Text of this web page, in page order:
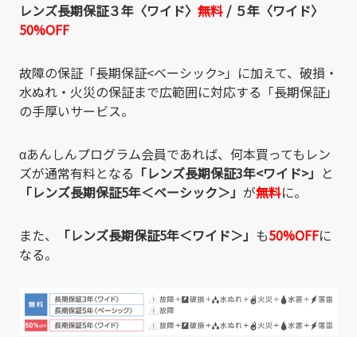
レンズ長期保証３年〈ワイド〉 無料 / ５年〈ワイド〉
50%OFF
故障の保証「長期保証<ベーシック>」に加えて、破損・
水ぬれ・火災の保証まで広範囲に対応する「長期保証」
の手厚いサービス。
αあんしんプログラム会員であれば、何本買ってもレン
ズが通常有料となる 「レンズ長期保証3年<ワイド>」 と
「レンズ長期保証5年＜ベーシック＞」 が無料に。
また、 「レンズ長期保証5年＜ワイド＞」 も50%OFFに
なる。